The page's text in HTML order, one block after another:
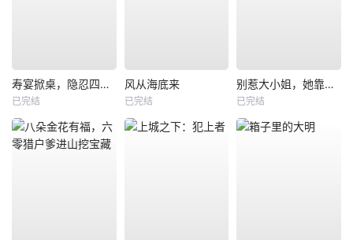
寿宴掀桌，隐忍四年我封神
已完结
风从海底来
已完结
别惹大小姐，她靠山是哮天犬
已完结